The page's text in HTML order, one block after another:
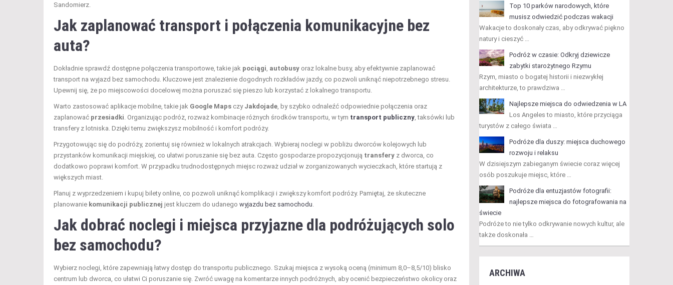
Sandomierz.
Jak zaplanować transport i połączenia komunikacyjne bez
auta?
Dokładnie sprawdź dostępne połączenia transportowe, takie jak pociągi autobusy oraz lokalne busy, aby efektywnie zaplanować
transport na wyjazd bez samochodu. Kluczowe jest znalezienie dogodnych rozkładów jazdy, co pozwoli uniknąć niepotrzebnego stresu.
Upewnij się, że po miejscowości docelowej można poruszać się pieszo lub korzystać z lokalnego transportu.
Warto zastosować aplikacje mobilne, takie jak Google Maps czy Jakdojade , by szybko odnaleźć odpowiednie połączenia oraz
zaplanować przesiadki . Organizując podróż, rozważ kombinacje różnych środków transportu, w tym transport publiczny , taksówki lub
transfery z lotniska. Dzięki temu zwiększysz mobilność i komfort podróży.
Przygotowując się do podróży, zorientuj się również w lokalnych atrakcjach. Wybieraj noclegi w pobliżu dworców kolejowych lub
przystanków komunikacji miejskiej, co ułatwi poruszanie się bez auta. Często gospodarze propozycjonują transfery z dworca, co
dodatkowo poprawi komfort. W przypadku trudnodostępnych miejsc rozważ udział w zorganizowanych wycieczkach, które startują z
większych miast.
Planuj z wyprzedzeniem i kupuj bilety online, co pozwoli uniknąć komplikacji i zwiększy komfort podróży. Pamiętaj, że skuteczne
planowanie komunikacji publicznej jest kluczem do udanego wyjazdu bez samochodu
Jak dobrać noclegi i miejsca przyjazne dla podróżujących solo
bez samochodu?
Wybierz noclegi, które zapewniają łatwy dostęp do transportu publicznego. Szukaj miejsca z wysoką oceną (minimum 8,0–8,5/10) blisko
centrum lub dworca, co ułatwi Ci poruszanie się. Zwróć uwagę na komentarze innych podróżnych, aby ocenić bezpieczeństwo okolicy oraz
Top 10 parków narodowych, które
musisz odwiedzić podczas wakacji
Wakacje to doskonały czas, aby odkrywać piękno
natury i cieszyć …
Podróż w czasie: Odkryj dziewicze
zabytki starożytnego Rzymu
Rzym, miasto o bogatej historii i niezwykłej
architekturze, to prawdziwa …
Najlepsze miejsca do odwiedzenia w LA
Los Angeles to miasto, które przyciąga
turystów z całego świata …
Podróże dla duszy: miejsca duchowego
rozwoju i relaksu
W dzisiejszym zabieganym świecie coraz więcej
osób poszukuje miejsc, które …
Podróże dla entuzjastów fotografii:
najlepsze miejsca do fotografowania na
świecie
Podróże to nie tylko odkrywanie nowych kultur, ale
także doskonała …
ARCHIWA